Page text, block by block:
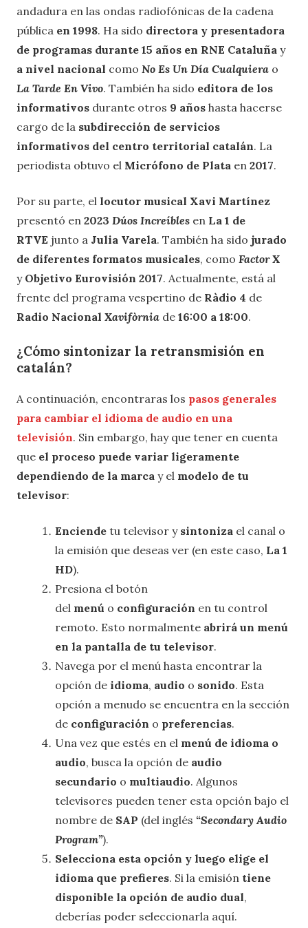
andadura en las ondas radiofónicas de la cadena
pública en 1998. Ha sido directora y presentadora
de programas durante 15 años en RNE Cataluña y
a nivel nacional como No Es Un Día Cualquiera o
La Tarde En Vivo. También ha sido editora de los
informativos durante otros 9 años hasta hacerse
cargo de la subdirección de servicios
informativos del centro territorial catalán. La
periodista obtuvo el Micrófono de Plata en 2017.
Por su parte, el locutor musical Xavi Martínez
presentó en 2023 Dúos Increíbles en La 1 de
RTVE junto a Julia Varela. También ha sido jurado
de diferentes formatos musicales, como Factor X
y Objetivo Eurovisión 2017. Actualmente, está al
frente del programa vespertino de Ràdio 4 de
Radio Nacional Xavifòrnia de 16:00 a 18:00.
¿Cómo sintonizar la retransmisión en
catalán?
A continuación, encontraras los pasos generales
para cambiar el idioma de audio en una
televisión. Sin embargo, hay que tener en cuenta
que el proceso puede variar ligeramente
dependiendo de la marca y el modelo de tu
televisor:
Enciende tu televisor y sintoniza el canal o
la emisión que deseas ver (en este caso, La 1
HD).
Presiona el botón
del menú o configuración en tu control
remoto. Esto normalmente abrirá un menú
en la pantalla de tu televisor.
Navega por el menú hasta encontrar la
opción de idioma, audio o sonido. Esta
opción a menudo se encuentra en la sección
de configuración o preferencias.
Una vez que estés en el menú de idioma o
audio, busca la opción de audio
secundario o multiaudio. Algunos
televisores pueden tener esta opción bajo el
nombre de SAP (del inglés “Secondary Audio
Program”).
Selecciona esta opción y luego elige el
idioma que prefieres. Si la emisión tiene
disponible la opción de audio dual,
deberías poder seleccionarla aquí.